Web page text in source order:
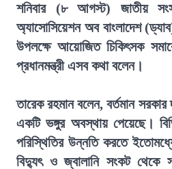
শনিবার (৮ আগস্ট) জাতীয়
অ্যাসোসিয়েশন অব বাংলাদেশ
উপলক্ষে আয়োজিত চিকিৎসক
প্রধানমন্ত্রী এসব কথা বলেন।
তারেক রহমান বলেন, বর্তমান
একটি ভঙ্গুর অবস্থায় পেয়েছে।
পরিস্থিতির উন্নতি করতে
বিদ্যুৎ ও জ্বালানি সংকট থেকে